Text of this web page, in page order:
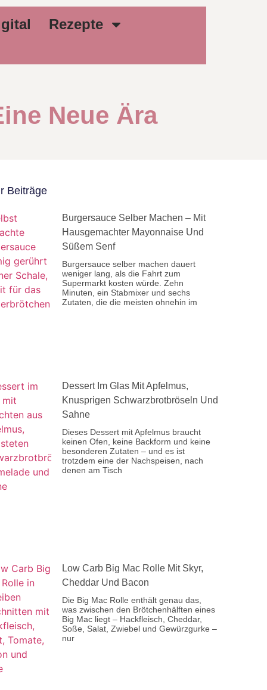
Rezepte
Neue Ära
Beiträge
Burgersauce Selber Machen – Mit
Hausgemachter Mayonnaise Und
Süßem Senf
Burgersauce selber machen dauert
weniger lang, als die Fahrt zum
Supermarkt kosten würde. Zehn
Minuten, ein Stabmixer und sechs
Zutaten, die die meisten ohnehin im
Dessert Im Glas Mit Apfelmus,
Knusprigen Schwarzbrotbröseln Und
Sahne
Dieses Dessert mit Apfelmus braucht
keinen Ofen, keine Backform und keine
besonderen Zutaten – und es ist
trotzdem eine der Nachspeisen, nach
denen am Tisch
Low Carb Big Mac Rolle Mit Skyr,
Cheddar Und Bacon
Die Big Mac Rolle enthält genau das,
was zwischen den Brötchenhälften eines
Big Mac liegt – Hackfleisch, Cheddar,
Soße, Salat, Zwiebel und Gewürzgurke –
nur